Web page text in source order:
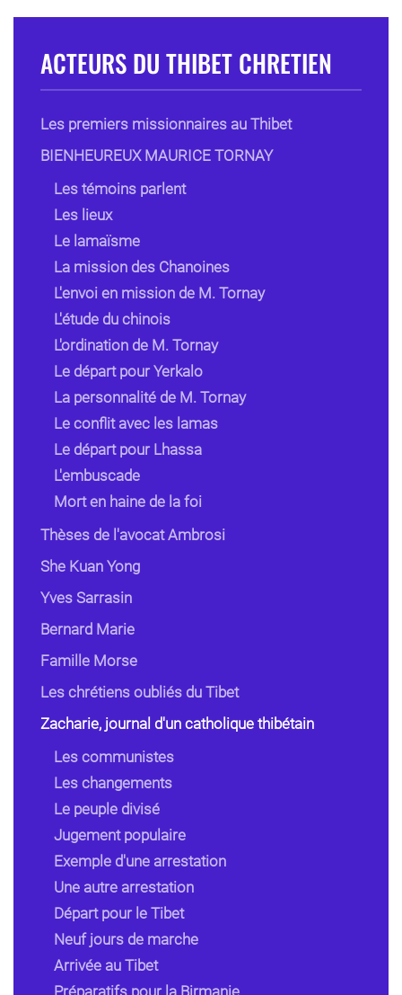
ACTEURS DU THIBET CHRETIEN
Les premiers missionnaires au Thibet
BIENHEUREUX MAURICE TORNAY
Les témoins parlent
Les lieux
Le lamaïsme
La mission des Chanoines
L'envoi en mission de M. Tornay
L'étude du chinois
L'ordination de M. Tornay
Le départ pour Yerkalo
La personnalité de M. Tornay
Le conflit avec les lamas
Le départ pour Lhassa
L'embuscade
Mort en haine de la foi
Thèses de l'avocat Ambrosi
She Kuan Yong
Yves Sarrasin
Bernard Marie
Famille Morse
Les chrétiens oubliés du Tibet
Zacharie, journal d'un catholique thibétain
Les communistes
Les changements
Le peuple divisé
Jugement populaire
Exemple d'une arrestation
Une autre arrestation
Départ pour le Tibet
Neuf jours de marche
Arrivée au Tibet
Préparatifs pour la Birmanie